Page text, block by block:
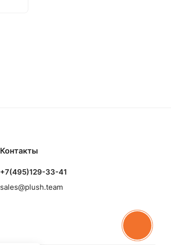
Контакты
+7(495)129-33-41
sales@plush.team